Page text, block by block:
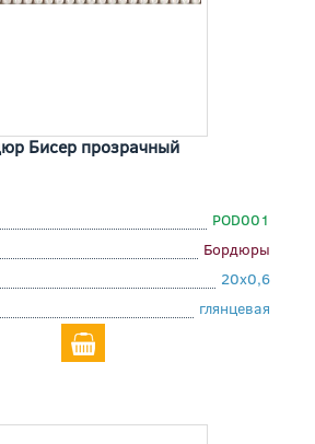
Бисер прозрачный
POD001
Бордюры
20x0,6
глянцевая